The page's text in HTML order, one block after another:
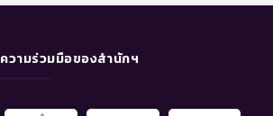
ความร่วมมือของสำนักฯ